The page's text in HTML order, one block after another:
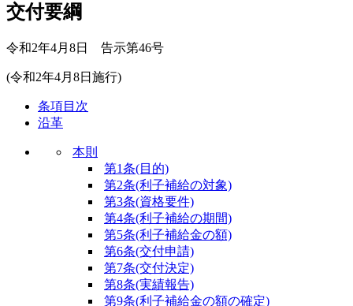
交付要綱
令和2年4月8日 告示第46号
(令和2年4月8日施行)
条項目次
沿革
本則
第1条(目的)
第2条(利子補給の対象)
第3条(資格要件)
第4条(利子補給の期間)
第5条(利子補給金の額)
第6条(交付申請)
第7条(交付決定)
第8条(実績報告)
第9条(利子補給金の額の確定)